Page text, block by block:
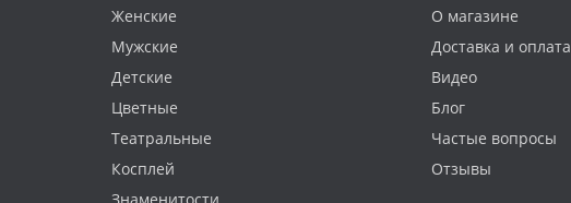
Женские
Мужские
Детские
Цветные
Театральные
Косплей
Знаменитости
О магазине
Доставка и оплата
Видео
Блог
Частые вопросы
Отзывы